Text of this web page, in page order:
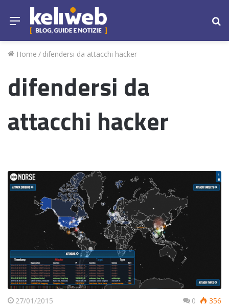
Menu
Home / difendersi da attacchi hacker
difendersi da
attacchi hacker
27/01/2015 0 356